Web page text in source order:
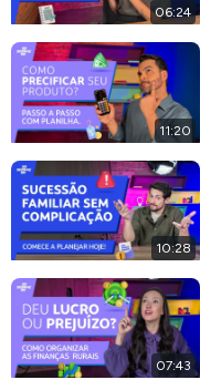
06:24
11:20
10:28
07:43